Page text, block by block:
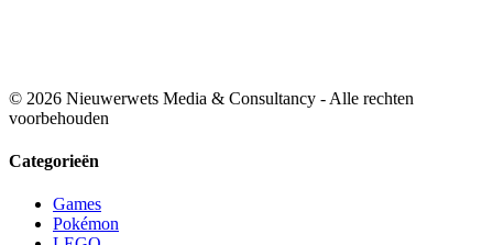
© 2026 Nieuwerwets Media & Consultancy - Alle rechten
voorbehouden
Categorieën
Games
Pokémon